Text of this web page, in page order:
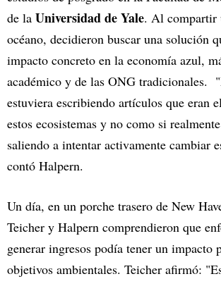
de la Universidad de Yale. Al compartir
océano, decidieron buscar una solución
impacto concreto en la economía azul,
académico y de las ONG tradicionales.
estuviera escribiendo artículos que eran
estos ecosistemas y no como si
saliendo a intentar activamente cambiar
contó Halpern.
Un día, en un porche trasero de New
Teicher y Halpern comprendieron que
generar ingresos podía tener un impacto
objetivos ambientales. Teicher afirmó: